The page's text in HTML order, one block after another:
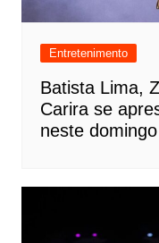
Entretenimento
Batista Lima,
Carira se
neste